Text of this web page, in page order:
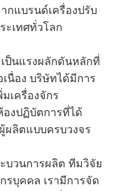
กแบรนด์เครื่องปรับ
ะเทศทั่วโลก
ป็นแรงผลักดันหลักที่
นื่อง บริษัทได้มีการ
เครื่องจักร
องปฏิบัตการที่ได้
ผลิตแบบครบวงจร
วนการผลิต ทีมวิจัย
รบุคคล เรามีการจัด